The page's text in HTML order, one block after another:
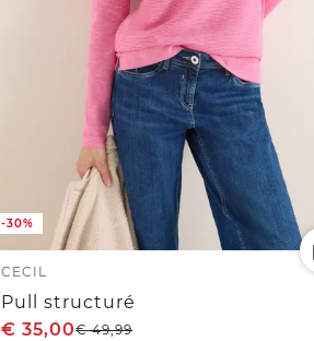
-30%
CECIL
Pull structuré
€ 35,00€49,99